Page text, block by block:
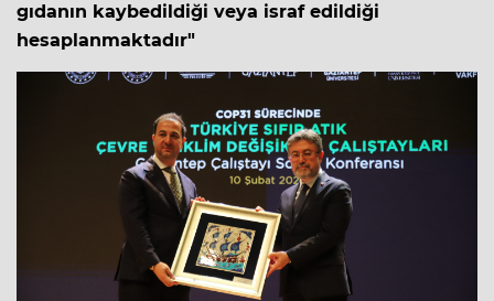
gıdanın kaybedildiği veya israf edildiği
hesaplanmaktadır"